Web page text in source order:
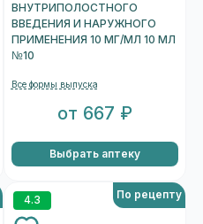
ВНУТРИПОЛОСТНОГО
ВВЕДЕНИЯ И НАРУЖНОГО
ПРИМЕНЕНИЯ 10 МГ/МЛ 10 МЛ
№10
Все формы выпуска
от 667 ₽
Выбрать аптеку
4.3 По рецепту